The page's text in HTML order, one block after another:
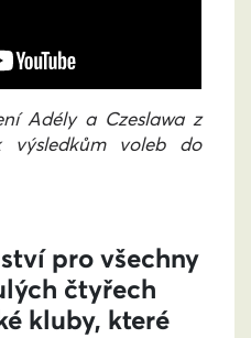
Adély a Czeslawa z
voleb do
pro všechny
čtyřech
kluby, které